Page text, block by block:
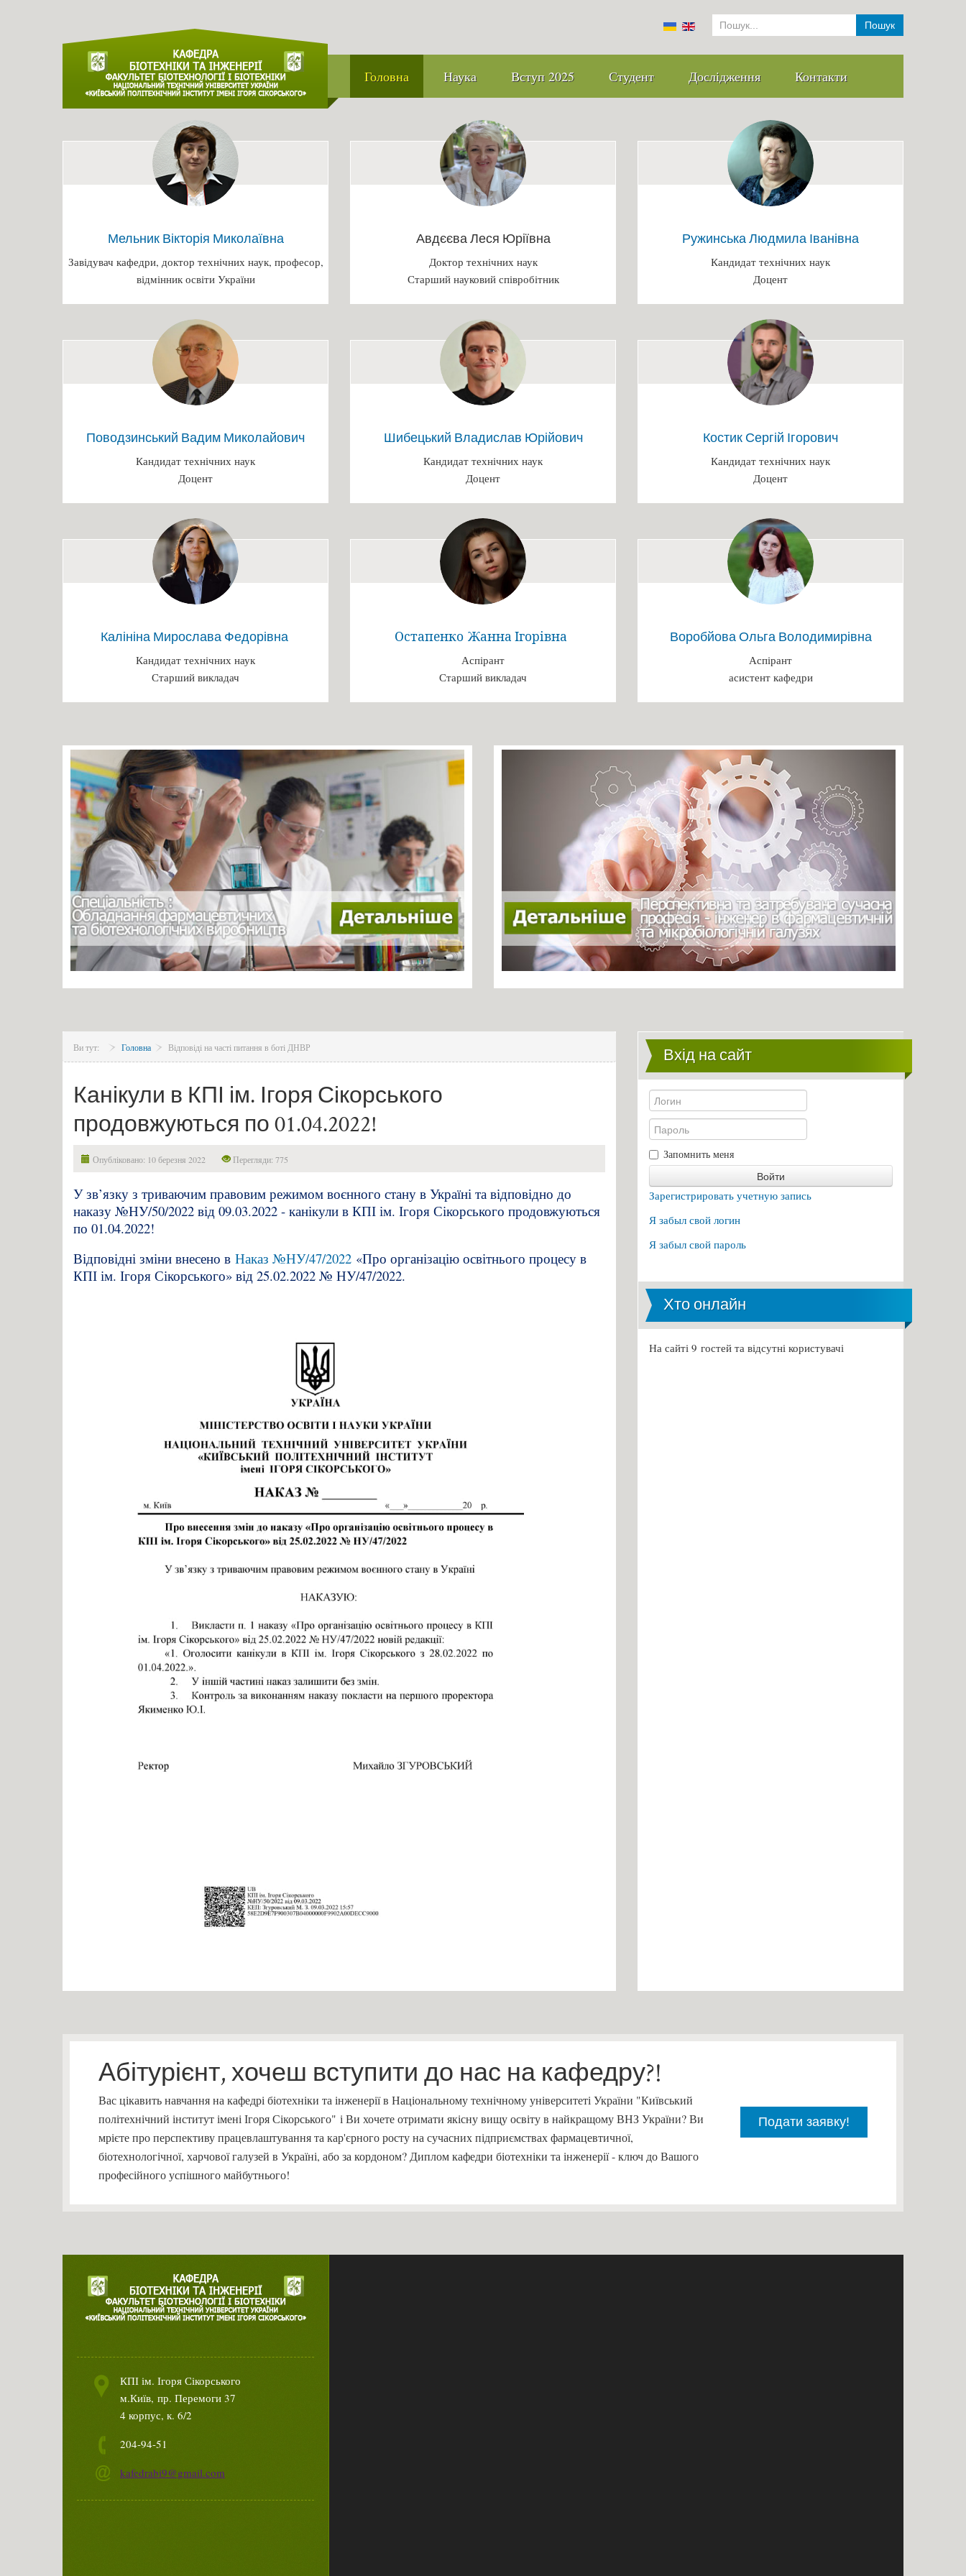
Пошук
Головна Наука Вступ 2025 Студент Дослідження Контакти
Мельник Вікторія Миколаївна
Завідувач кафедри, доктор технічних наук, професор,
відмінник освіти України
Авдєєва Леся Юріївна
Доктор технічних наук
Старший науковий співробітник
Ружинська Людмила Іванівна
Кандидат технічних наук
Доцент
Поводзинський Вадим Миколайович
Кандидат технічних наук
Доцент
Шибецький Владислав Юрійович
Кандидат технічних наук
Доцент
Костик Сергій Ігорович
Кандидат технічних наук
Доцент
Калініна Мирослава Федорівна
Кандидат технічних наук
Старший викладач
Остапенко Жанна Ігорівна
Аспірант
Старший викладач
Воробйова Ольга Володимирівна
Аспірант
асистент кафедри
Ви тут: Головна Відповіді на часті питання в боті ДНВР
Канікули в КПІ ім. Ігоря Сікорського
продовжуються по 01.04.2022!
Опубліковано: 10 березня 2022 Перегляди: 775
У зв’язку з триваючим правовим режимом воєнного стану в Україні та відповідно до
наказу №НУ/50/2022 від 09.03.2022 - канікули в КПІ ім. Ігоря Сікорського продовжуються
по 01.04.2022!
Відповідні зміни внесено в Наказ №НУ/47/2022 «Про організацію освітнього процесу в
КПІ ім. Ігоря Сікорського» від 25.02.2022 № НУ/47/2022.
Вхід на сайт
Запомнить меня
Войти
Зарегистрировать учетную запись
Я забыл свой логин
Я забыл свой пароль
Хто онлайн
На сайті 9 гостей та відсутні користувачі
Абітурієнт, хочеш вступити до нас на кафедру?!
Вас цікавить навчання на кафедрі біотехніки та інженерії в Національному технічному університеті України "Київський
політехнічний інститут імені Ігоря Сікорського" і Ви хочете отримати якісну вищу освіту в найкращому ВНЗ України? Ви
мрієте про перспективу працевлаштування та кар'єрного росту на сучасних підприємствах фармацевтичної,
біотехнологічної, харчової галузей в Україні, або за кордоном? Диплом кафедри біотехніки та інженерії - ключ до Вашого
професійного успішного майбутнього!
Подати заявку!
КПІ ім. Ігоря Сікорського
м.Київ, пр. Перемоги 37
4 корпус, к. 6/2
204-94-51
kafedrabi9@gmail.com